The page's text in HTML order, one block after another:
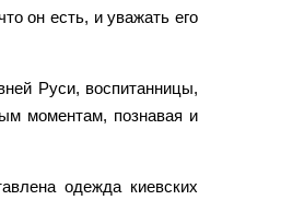
он есть, и уважать его
Руси, воспитанницы,
моментам, познавая и
одежда киевских